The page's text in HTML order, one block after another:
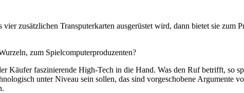
zusätzlichen Transputerkarten ausgerüstet wird, dann bietet sie zum
zum Spielcomputerproduzenten?
Käufer faszinierende High-Tech in die Hand. Was den Ruf betrifft, so
unter Niveau sein sollen, das sind vorgeschobene Argumente